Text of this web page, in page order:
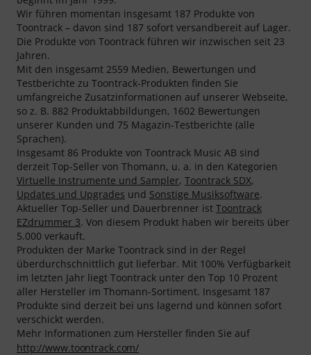
Wir führen momentan insgesamt 187 Produkte von
Toontrack – davon sind 187 sofort versandbereit auf Lager.
Die Produkte von Toontrack führen wir inzwischen seit 23
Jahren.
Mit den insgesamt 2559 Medien, Bewertungen und
Testberichte zu Toontrack-Produkten finden Sie
umfangreiche Zusatzinformationen auf unserer Webseite,
so z. B. 882 Produktabbildungen, 1602 Bewertungen
unserer Kunden und 75 Magazin-Testberichte (alle
Sprachen).
Insgesamt 86 Produkte von Toontrack Music AB sind
derzeit Top-Seller von Thomann, u. a. in den Kategorien
Virtuelle Instrumente und Sampler, Toontrack SDX,
Updates und Upgrades und Sonstige Musiksoftware.
Aktueller Top-Seller und Dauerbrenner ist Toontrack
EZdrummer 3. Von diesem Produkt haben wir bereits über
5.000 verkauft.
Produkten der Marke Toontrack sind in der Regel
überdurchschnittlich gut lieferbar. Mit 100% Verfügbarkeit
im letzten Jahr liegt Toontrack unter den Top 10 Prozent
aller Hersteller im Thomann-Sortiment. Insgesamt 187
Produkte sind derzeit bei uns lagernd und können sofort
verschickt werden.
Mehr Informationen zum Hersteller finden Sie auf
http://www.toontrack.com/